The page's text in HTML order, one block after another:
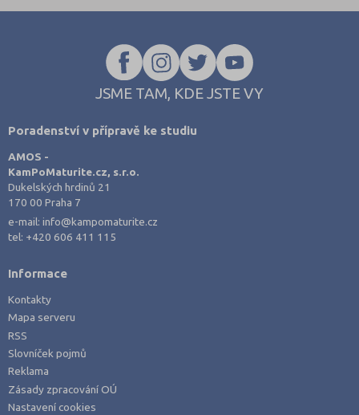
JSME TAM, KDE JSTE VY
Poradenství v přípravě ke studiu
AMOS -
KamPoMaturite.cz, s.r.o.
Dukelských hrdinů 21
170 00 Praha 7
e-mail:info@kampomaturite.cz
tel: +420 606 411 115
Informace
Kontakty
Mapa serveru
RSS
Slovníček pojmů
Reklama
Zásady zpracování OÚ
Nastavení cookies